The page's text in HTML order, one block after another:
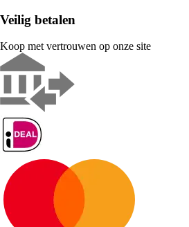
Veilig betalen
Koop met vertrouwen op onze site